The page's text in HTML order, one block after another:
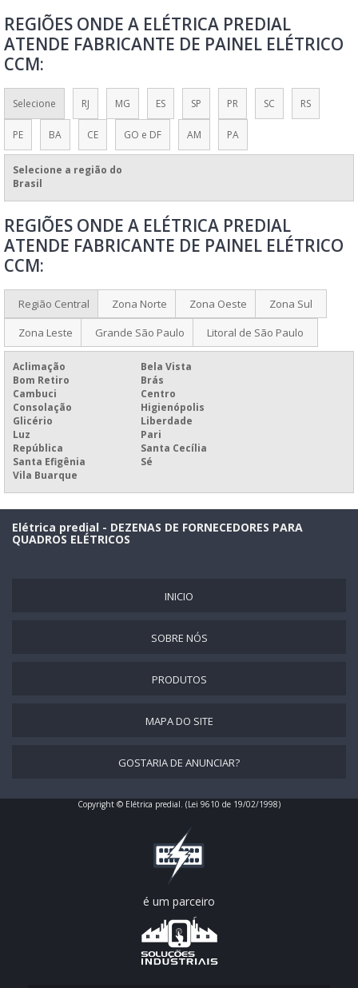
MONTAGEM DE PAINEL DE COMANDO ELÉTRICO
MONTAGEM DE PAINEL ELÉTRICO RESIDENCIAL
MONTAGEM PAINEL ELÉTRICO
MONTAR PAINEL ELÉTRICO RESIDÊNCIA
PAINÉIS ELÉTRICOS CONFORME NR10
PAINÉIS ELÉTRICOS DE BAIXA E MÉDIA TENSÃO
PAINÉIS ELÉTRICOS DE BAIXA TENSÃO
PAINEL COMANDO ELÉTRICO
PAINEL DE COMANDO ELÉTRICO
PAINEL DE COMANDO ELÉTRICO PARA QUEIMADORES
PAINEL DE CONTROLE ELÉTRICO
PAINEL ELÉTRICO
PAINEL ELÉTRICO A PROVA DE EXPLOSÃO
PAINEL ELÉTRICO AUTOPORTANTE
PAINEL ELÉTRICO BIFÁSICO
PAINEL ELÉTRICO CCM
PAINEL ELÉTRICO CLP
PAINEL ELÉTRICO COM BARRAMENTO
PAINEL ELÉTRICO COM PORTA INTERNA
PAINEL ELÉTRICO COM TAMPA DE ACRÍLICO
PAINEL ELÉTRICO DE POLICARBONATO
PAINEL ELÉTRICO EM INOX
PAINEL ELÉTRICO INDUSTRIAL USADO
PAINEL ELÉTRICO MONOFÁSICO
REGIÕES ONDE A ELÉTRICA PREDIAL
ATENDE FABRICANTE DE PAINEL ELÉTRICO
CCM:
Selecione RJ MG ES SP PR SC RS
PE BA CE GO e DF AM PA
Selecione a região do
Brasil
REGIÕES ONDE A ELÉTRICA PREDIAL
ATENDE FABRICANTE DE PAINEL ELÉTRICO
CCM:
Região Central Zona Norte Zona Oeste
Zona Sul
Zona Leste
Grande São Paulo Litoral de São Paulo
Aclimação
Bela Vista
Bom Retiro
Brás
Cambuci
Centro
Consolação
Higienópolis
Glicério
Liberdade
Luz
Pari
República
Santa Cecília
Santa Efigênia
Sé
Vila Buarque
Elétrica predial - DEZENAS DE FORNECEDORES PARA
QUADROS ELÉTRICOS
INICIO
SOBRE NÓS
PRODUTOS
MAPA DO SITE
GOSTARIA DE ANUNCIAR?
Copyright © Elétrica predial. (Lei 9610 de 19/02/1998)
é um parceiro